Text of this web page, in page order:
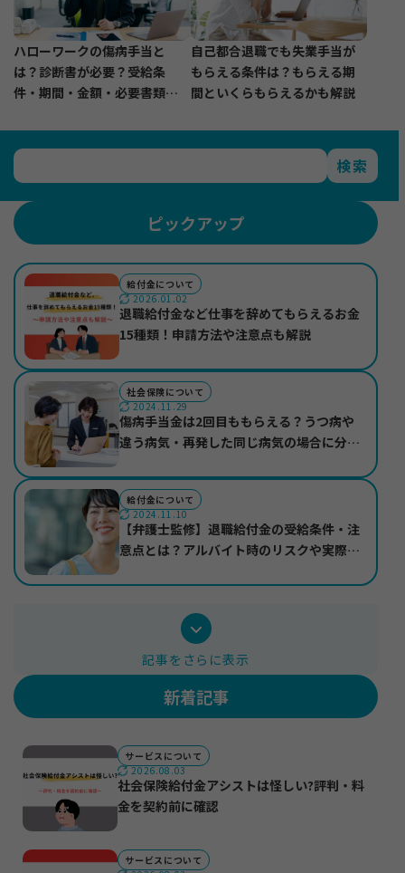
ハローワークの傷病手当と
は？診断書が必要？受給条
件・期間・金額・必要書類・
自己都合退職でも失業手当が
もらえる条件は？もらえる期
間といくらもらえるかも解説
検索
ピックアップ
給付金について
2026.01.02
退職給付金など仕事を辞めてもらえるお金
15種類！申請方法や注意点も解説
社会保険について
2024.11.29
傷病手当金は2回目ももらえる？うつ病や
違う病気・再発した同じ病気の場合に分け
給付金について
2024.11.10
【弁護士監修】退職給付金の受給条件・注
意点とは？アルバイト時のリスクや実際の
記事をさらに表示
新着記事
サービスについて
2026.08.03
社会保険給付金アシストは怪しい?評判・料
金を契約前に確認
サービスについて